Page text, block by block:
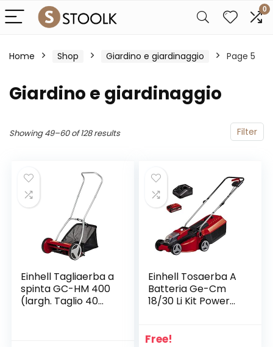
0
Home Shop Giardino e giardinaggio Page 5
Giardino e giardinaggio
Filter
Showing 49–60 of 128 results
Einhell Tagliaerba a
spinta GC-HM 400
(largh. Taglio 40
Einhell Tosaerba A
Batteria Ge-Cm
18/30 Li Kit Power
Rosso Nero
Free!